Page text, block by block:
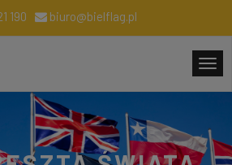
190 biuro@bielflag.pl